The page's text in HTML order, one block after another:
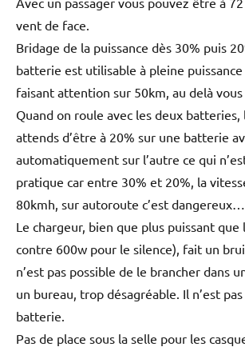
vent de face.
Bridage de la puissance dès 30% puis
batterie est utilisable à pleine
faisant attention sur 50km, au delà vous
Quand on roule avec les deux batteries,
attends d’être à 20% sur une batterie
automatiquement sur l’autre ce qui
pratique car entre 30% et 20%, la
80kmh, sur autoroute c’est dangereux…
Le chargeur, bien que plus puissant
contre 600w pour le silence), fait un
n’est pas possible de le brancher dans
un bureau, trop désagréable. Il n’est
batterie.
Pas de place sous la selle pour les